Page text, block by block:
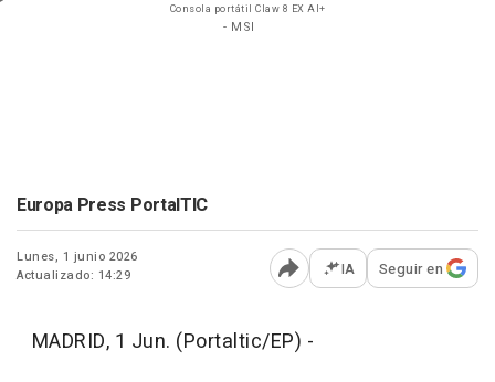
Consola portátil Claw 8 EX AI+
- MSI
Europa Press PortalTIC
Lunes, 1 junio 2026
Actualizado: 14:29
Abrir opciones para
IA Seguir en
MADRID, 1 Jun. (Portaltic/EP) -